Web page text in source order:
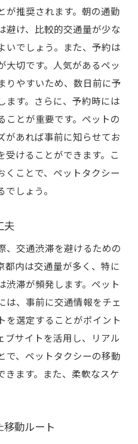
が推奨されます。朝の通勤
避け、比較的交通量が少な
いでしょう。また、予約は
大切です。人気があるペッ
りやすいため、数日前に予
ます。さらに、予約時には
ことが重要です。ペットの
があれば事前に知らせてお
受けることができます。こ
くことで、ペットタクシー
しょう。
夫
、交通渋滞を避けるための
都内は交通量が多く、特に
渋滞が頻発します。ペット
は、事前に交通情報をチェ
を選定することがポイント
ブサイトを活用し、リアル
で、ペットタクシーの移動
きます。また、柔軟なスケ
移動ルート